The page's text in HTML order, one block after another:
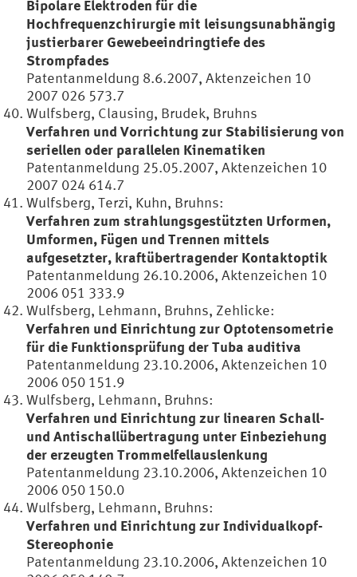
Bipolare Elektroden für die
Hochfrequenzchirurgie mit leisungsunabhängig
justierbarer Gewebeeindringtiefe des
Strompfades
Patentanmeldung 8.6.2007, Aktenzeichen 10
2007 026 573.7
Wulfsberg, Clausing, Brudek, Bruhns
Verfahren und Vorrichtung zur Stabilisierung von
seriellen oder parallelen Kinematiken
Patentanmeldung 25.05.2007, Aktenzeichen 10
2007 024 614.7
Wulfsberg, Terzi, Kuhn, Bruhns:
Verfahren zum strahlungsgestützten Urformen,
Umformen, Fügen und Trennen mittels
aufgesetzter, kraftübertragender Kontaktoptik
Patentanmeldung 26.10.2006, Aktenzeichen 10
2006 051 333.9
Wulfsberg, Lehmann, Bruhns, Zehlicke:
Verfahren und Einrichtung zur Optotensometrie
für die Funktionsprüfung der Tuba auditiva
Patentanmeldung 23.10.2006, Aktenzeichen 10
2006 050 151.9
Wulfsberg, Lehmann, Bruhns:
Verfahren und Einrichtung zur linearen Schall-
und Antischallübertragung unter Einbeziehung
der erzeugten Trommelfellauslenkung
Patentanmeldung 23.10.2006, Aktenzeichen 10
2006 050 150.0
Wulfsberg, Lehmann, Bruhns:
Verfahren und Einrichtung zur Individualkopf-
Stereophonie
Patentanmeldung 23.10.2006, Aktenzeichen 10